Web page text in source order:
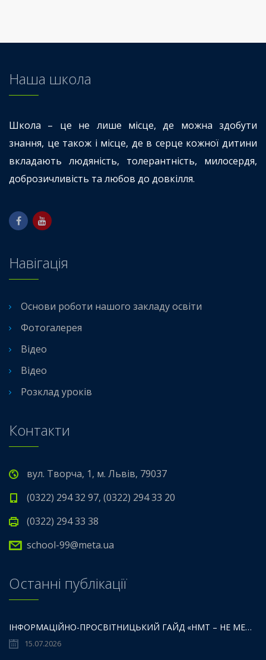
Наша школа
Школа – це не лише місце, де можна здобути
знання, це також і місце, де в серце кожної дитини
вкладають людяність, толерантність, милосердя,
доброзичливість та любов до довкілля.
Навігація
Основи роботи нашого закладу освіти
Фотогалерея
Відео
Відео
Розклад уроків
Контакти
вул. Творча, 1, м. Львів, 79037
(0322) 294 32 97, (0322) 294 33 20
(0322) 294 33 38
school-99@meta.ua
Останні публікації
ІНФОРМАЦІЙНО-ПРОСВІТНИЦЬКИЙ ГАЙД «НМТ – НЕ МЕЖА ТВОЇХ МОЖЛИВОСТЕЙ».
15.07.2026